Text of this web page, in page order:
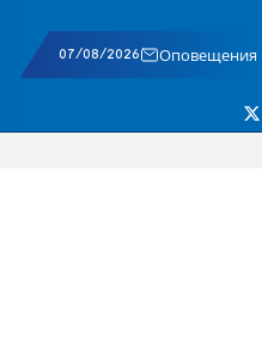
07/08/2026 Оповещения